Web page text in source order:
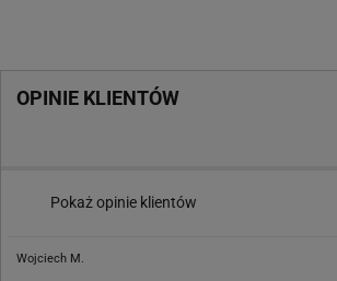
OPINIE KLIENTÓW
Pokaż opinie klientów
Wojciech M.